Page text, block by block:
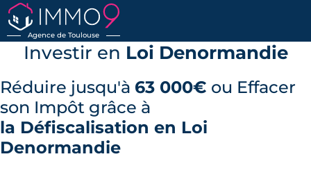
Agence de Toulouse
Investir en Loi Denormandie
Réduire jusqu'à 63 000€ ou Effacer
son Impôt grâce à
la Défiscalisation en Loi
Denormandie